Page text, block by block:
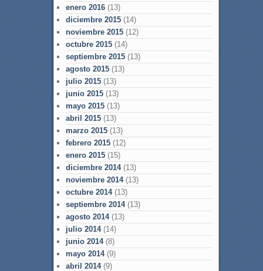
enero 2016(13)
diciembre 2015(14)
noviembre 2015(12)
octubre 2015(14)
septiembre 2015(13)
agosto 2015(13)
julio 2015(13)
junio 2015(13)
mayo 2015(13)
abril 2015(13)
marzo 2015(13)
febrero 2015(12)
enero 2015(15)
diciembre 2014(13)
noviembre 2014(13)
octubre 2014(13)
septiembre 2014(13)
agosto 2014(13)
julio 2014(14)
junio 2014(8)
mayo 2014(9)
abril 2014(9)